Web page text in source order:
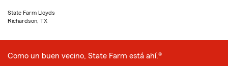
State Farm Lloyds
Richardson, TX
Como un buen vecino, State Farm está ahí.®